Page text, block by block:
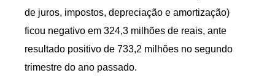
de juros, impostos, depreciação e amortização)
ficou negativo em 324,3 milhões de reais, ante
resultado positivo de 733,2 milhões no segundo
trimestre do ano passado.